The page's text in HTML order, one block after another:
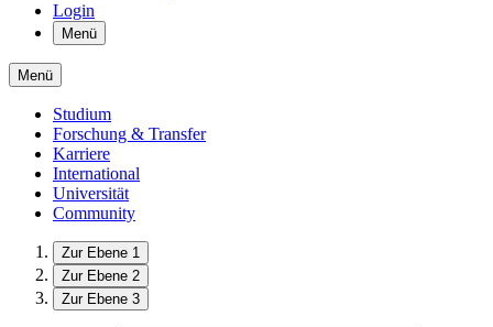
Login
Menü
Menü
Studium
Forschung & Transfer
Karriere
International
Universität
Community
Zur Ebene 1
Zur Ebene 2
Zur Ebene 3